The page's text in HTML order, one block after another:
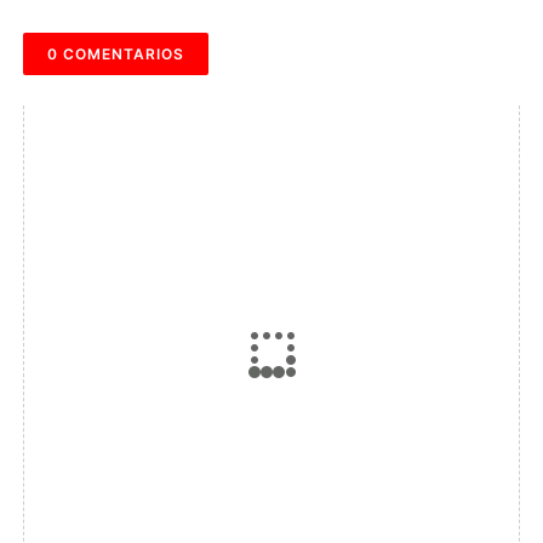
0 COMENTARIOS